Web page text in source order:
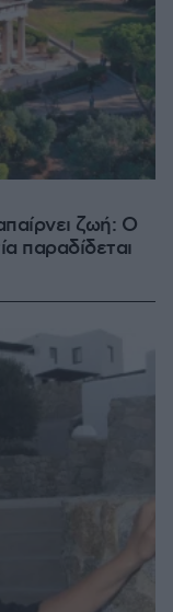
ζωή: Ο
παραδίδεται